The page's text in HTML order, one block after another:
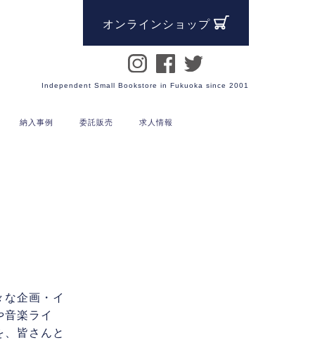
オンラインショップ
Independent Small Bookstore in Fukuoka since 2001
納入事例 委託販売 求人情報
企画・イ
楽ライ
皆さんと